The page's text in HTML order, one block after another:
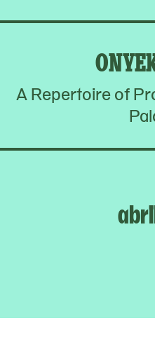
A Repertoire of